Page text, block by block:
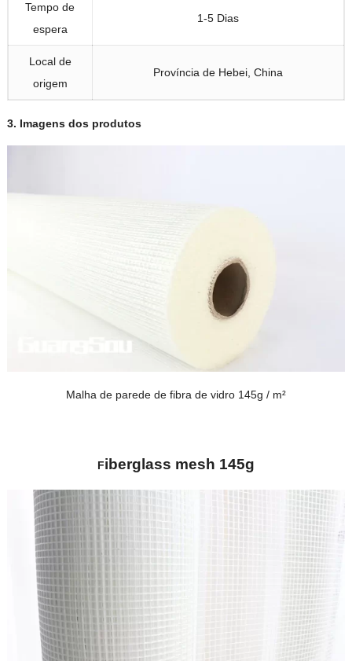
Tempo de
espera
1-5 Dias
Local de
origem
Província de Hebei, China
3. Imagens dos produtos
Malha de parede de fibra de vidro 145g / m²
Fiberglass mesh 145g